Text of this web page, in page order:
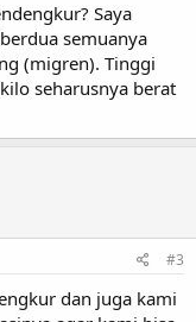
Saya
semuanya
(migren). Tinggi
seharusnya berat
#3
dan juga kami